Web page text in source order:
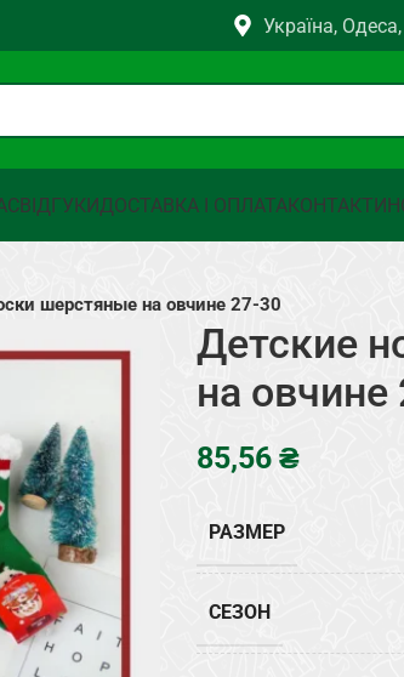
Україна,
ВІДГУКИДОСТАВКА І ОПЛАТАКОНТАКТИ
шерстяные на овчине 27-30
Детские
на овчине
₴
РАЗМЕР
СЕЗОН